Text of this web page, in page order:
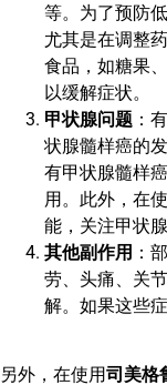
等。为了预防
尤其是在调整
食品，如糖果
以缓解症状。
甲状腺问题 ：
状腺髓样癌的
有甲状腺髓样
用。此外，在
能，关注甲状
其他副作用 ：
劳、头痛、关
解。如果这些
另外，在使用司美格